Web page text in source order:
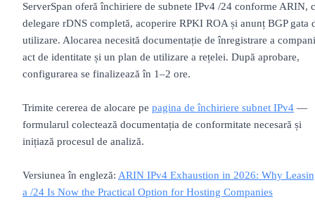
ServerSpan oferă închiriere de subnete IPv4 /24 conforme ARIN,
delegare rDNS completă, acoperire RPKI ROA și anunț BGP gata
utilizare. Alocarea necesită documentație de înregistrare a
act de identitate și un plan de utilizare a rețelei. După aprobare,
configurarea se finalizează în 1–2 ore.
Trimite cererea de alocare pe pagina de închiriere subnet IPv4 —
formularul colectează documentația de conformitate necesară și
inițiază procesul de analiză.
Versiunea în engleză: ARIN IPv4 Exhaustion in 2026: Why
a /24 Is Now the Practical Option for Hosting Companies